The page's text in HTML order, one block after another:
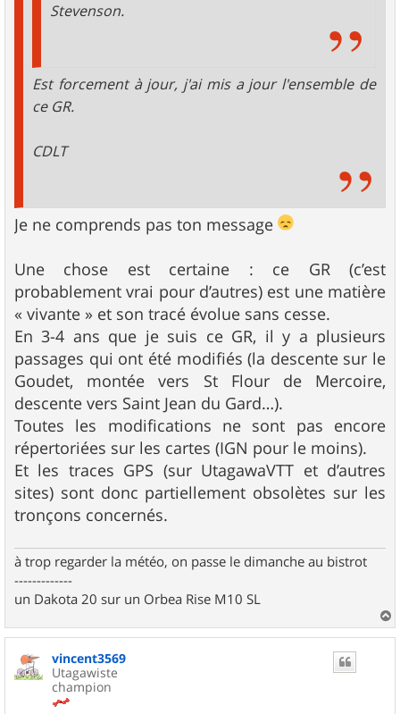
Stevenson.
Est forcement à jour, j'ai mis a jour l'ensemble de
ce GR.
CDLT
Je ne comprends pas ton message
Une chose est certaine : ce GR (c’est
probablement vrai pour d’autres) est une matière
« vivante » et son tracé évolue sans cesse.
En 3-4 ans que je suis ce GR, il y a plusieurs
passages qui ont été modifiés (la descente sur le
Goudet, montée vers St Flour de Mercoire,
descente vers Saint Jean du Gard…).
Toutes les modifications ne sont pas encore
répertoriées sur les cartes (IGN pour le moins).
Et les traces GPS (sur UtagawaVTT et d’autres
sites) sont donc partiellement obsolètes sur les
tronçons concernés.
à trop regarder la météo, on passe le dimanche au bistrot
-------------
un Dakota 20 sur un Orbea Rise M10 SL
a
u
vincent3569
Utagawiste
champion